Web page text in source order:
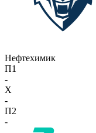
Нефтехимик
П1
-
X
-
П2
-